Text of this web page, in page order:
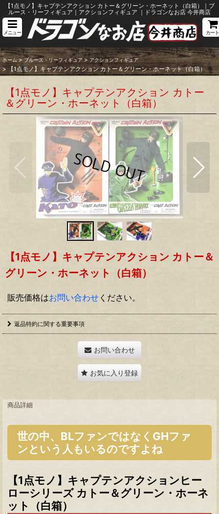
【1点モノ】キャプテンアクション カトー＆グリーン・ホーネット（白箱）｜ブ
ルース・リーフィギュア｜アクションフィギュア ｜ドラゴンなお店 今井商店
メニュー カート
ホーム > ブルース・リーフィギュア > アクションフィギュア
> 【1点モノ】キャプテンアクション カトー＆グリーン・ホーネット（白箱）
【1点モノ】キャプテンアクション カトー
＆グリーン・ホーネット（白箱）
【1点モノ】キャプテンアクション カトー＆
グリーン・ホーネット（白箱）
販売価格はお問い合わせください。
返品特約に関する重要事項
お問い合わせ
お気に入り登録
商品詳細
世の中、BLファンではなくGHファ
ンという人もいるのですよね
【1点モノ】キャプテンアクションヒー
ローシリーズ カトー＆グリーン・ホーネ
ット（白箱）